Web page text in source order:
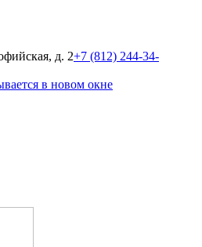
д. 2+7 (812) 244-34-
в новом окне